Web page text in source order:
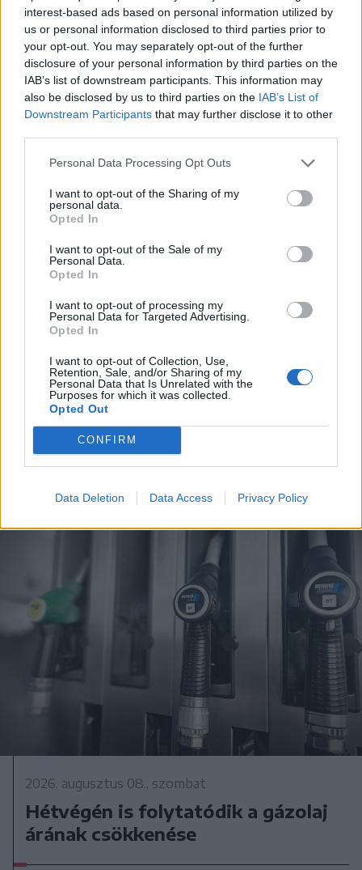
interest-based ads based on personal information utilized by
us or personal information disclosed to third parties prior to
your opt-out. You may separately opt-out of the further
disclosure of your personal information by third parties on the
IAB’s list of downstream participants. This information may
also be disclosed by us to third parties on the IAB’s List of
Downstream Participants that may further disclose it to other
Personal Data Processing Opt Outs
I want to opt-out of the Sharing of my
personal data.
Opted In
I want to opt-out of the Sale of my
Personal Data.
Opted In
I want to opt-out of processing my
Personal Data for Targeted Advertising.
Opted In
I want to opt-out of Collection, Use,
Retention, Sale, and/or Sharing of my
Personal Data that Is Unrelated with the
Purposes for which it was collected.
Opted Out
CONFIRM
Data Deletion Data Access Privacy Policy
Ligában
Krónika
Meddig használható még a
régi személyi?
Székely Sport
Látványos meccs nyitotta a
Sándor Ella: Na, indíts, s
A rovat további cikkei
2026. augusztus 08., szombat
Hétvégén is folytatódik a gázolaj
árának csökkenése